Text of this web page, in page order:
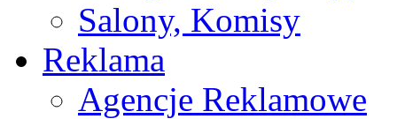
Salony, Komisy
Reklama
Agencje Reklamowe